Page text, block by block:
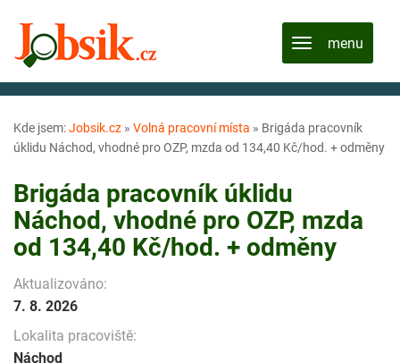
Kde jsem:Jobsik.cz » Volná pracovní místa » Brigáda pracovník
úklidu Náchod, vhodné pro OZP, mzda od 134,40 Kč/hod. + odměny
Brigáda pracovník úklidu
Náchod, vhodné pro OZP, mzda
od 134,40 Kč/hod. + odměny
Aktualizováno:
7. 8. 2026
Lokalita pracoviště:
Náchod